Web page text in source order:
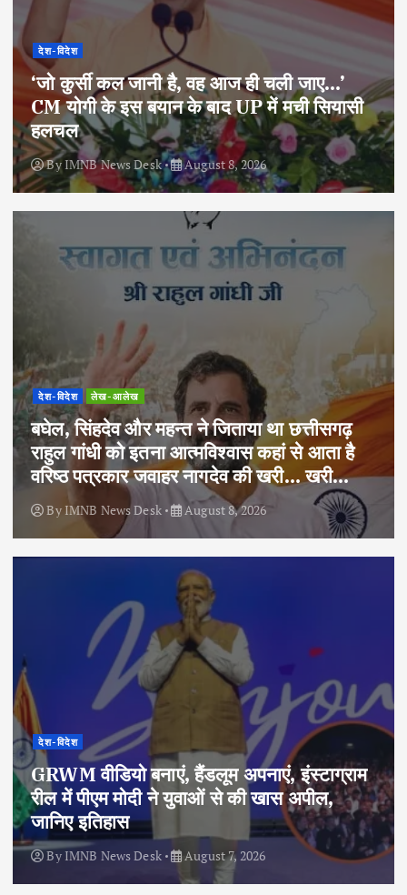
देश-विदेश
‘जो कुर्सी कल जानी है, वह आज ही चली जाए…’
CM योगी के इस बयान के बाद UP में मची सियासी
हलचल
ByIMNB News Desk August 8, 2026
देश-विदेश लेख-आलेख
बघेल, सिंहदेव और महन्त ने जिताया था छत्तीसगढ़
राहुल गांधी को इतना आत्मविश्वास कहां से आता है
वरिष्ठ पत्रकार जवाहर नागदेव की खरी… खरी…
By IMNB News Desk August 8, 2026
देश-विदेश
GRWM वीडियो बनाएं, हैंडलूम अपनाएं, इंस्टाग्राम
रील में पीएम मोदी ने युवाओं से की खास अपील,
जानिए इतिहास
By IMNB News Desk August 7, 2026